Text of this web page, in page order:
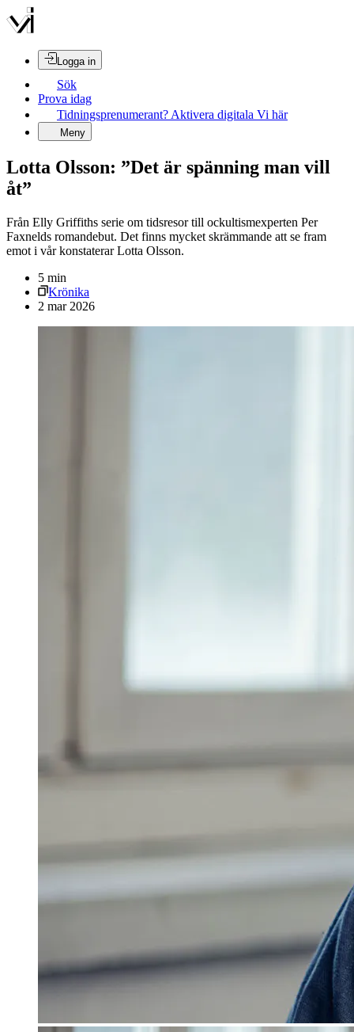
Logga in
Sök
Prova idag
Tidningsprenumerant? Aktivera digitala Vi här
Meny
Lotta Olsson: ”Det är spänning man vill
åt”
Från Elly Griffiths serie om tidsresor till ockultismexperten Per
Faxnelds romandebut. Det finns mycket skrämmande att se fram
emot i vår konstaterar Lotta Olsson.
5 min
Krönika
2 mar 2026